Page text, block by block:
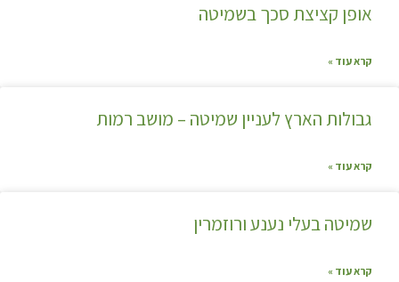
אופן קציצת סכך בשמיטה
קרא עוד »
גבולות הארץ לעניין שמיטה – מושב רמות
קרא עוד »
שמיטה בעלי נענע ורוזמרין
קרא עוד »